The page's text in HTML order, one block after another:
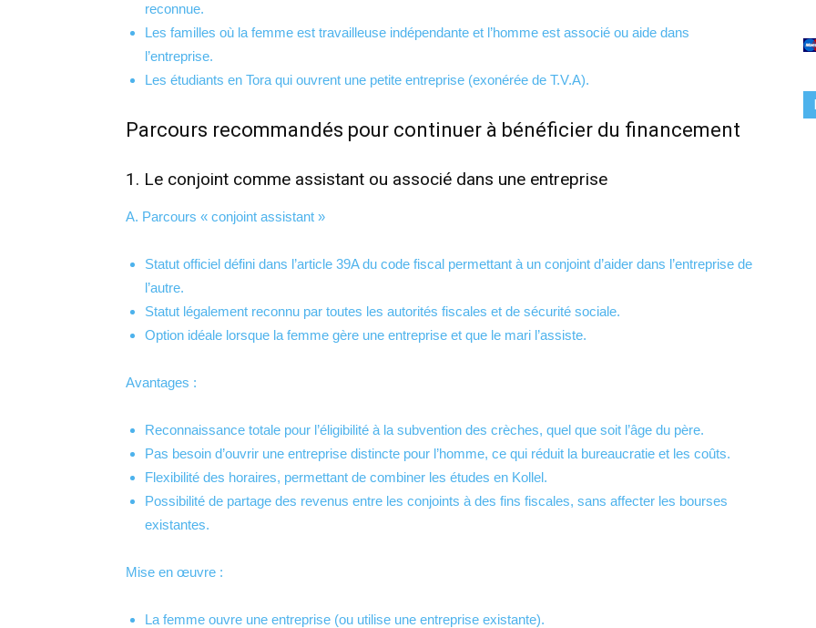
reconnue.
Les familles où la femme est travailleuse indépendante et l’homme est associé ou aide dans
l’entreprise.
Les étudiants en Tora qui ouvrent une petite entreprise (exonérée de T.V.A).
Parcours recommandés pour continuer à bénéficier du financement
1. Le conjoint comme assistant ou associé dans une entreprise
A. Parcours « conjoint assistant »
Statut officiel défini dans l’article 39A du code fiscal permettant à un conjoint d’aider dans l’entreprise de
l’autre.
Statut légalement reconnu par toutes les autorités fiscales et de sécurité sociale.
Option idéale lorsque la femme gère une entreprise et que le mari l’assiste.
Avantages :
Reconnaissance totale pour l’éligibilité à la subvention des crèches, quel que soit l’âge du père.
Pas besoin d’ouvrir une entreprise distincte pour l’homme, ce qui réduit la bureaucratie et les coûts.
Flexibilité des horaires, permettant de combiner les études en Kollel.
Possibilité de partage des revenus entre les conjoints à des fins fiscales, sans affecter les bourses
existantes.
Mise en œuvre :
La femme ouvre une entreprise (ou utilise une entreprise existante).